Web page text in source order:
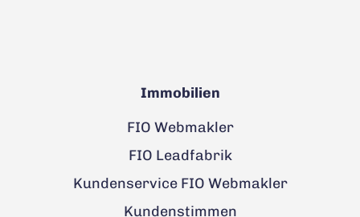
Immobilien
FIO Webmakler
FIO Leadfabrik
Kundenservice FIO Webmakler
Kundenstimmen